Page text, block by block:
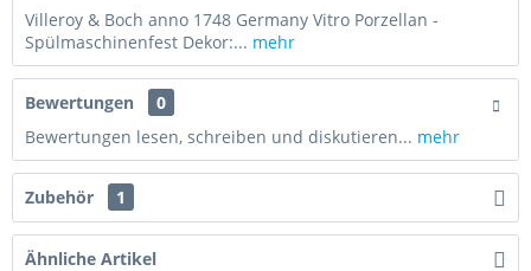
Villeroy & Boch anno 1748 Germany Vitro Porzellan -
Spülmaschinenfest Dekor:... mehr
Bewertungen
0
Bewertungen lesen, schreiben und diskutieren... mehr
Zubehör 1
Ähnliche Artikel